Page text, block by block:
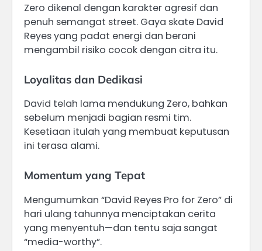
Zero dikenal dengan karakter agresif dan
penuh semangat street. Gaya skate David
Reyes yang padat energi dan berani
mengambil risiko cocok dengan citra itu.
Loyalitas dan Dedikasi
David telah lama mendukung Zero, bahkan
sebelum menjadi bagian resmi tim.
Kesetiaan itulah yang membuat keputusan
ini terasa alami.
Momentum yang Tepat
Mengumumkan “David Reyes Pro for Zero” di
hari ulang tahunnya menciptakan cerita
yang menyentuh—dan tentu saja sangat
“media-worthy”.